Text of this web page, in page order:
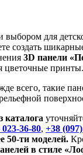
для
3D панели
цветочные принты.
всего, такие
каталога
36-80, +38
50-ти моделей.
в стиле